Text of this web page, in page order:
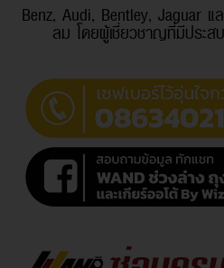
Benz, Audi, Bentley, Jaguar
ลม โดยผู้เชี่ยวชาญที่มีประ